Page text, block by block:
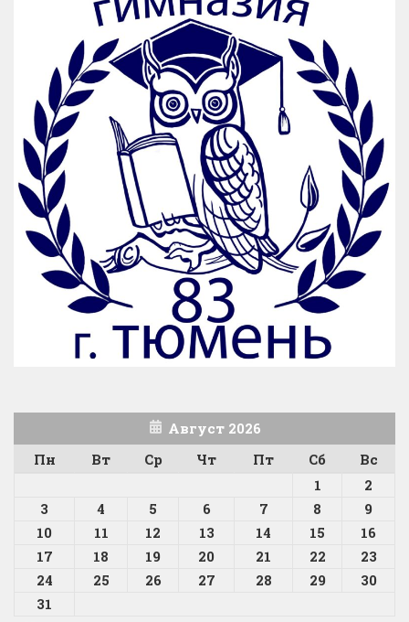
Август 2026
Пн
Вт Ср Чт Пт Сб
Вс
1
2
3
4 5 6 7 8
9
10
11 12 13 14 15
16
17
18 19 20 21 22
23
24
25 26 27 28 29
30
31